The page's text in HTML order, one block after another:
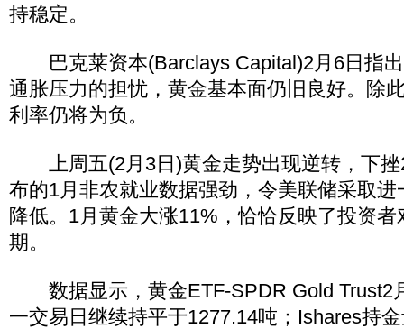
持稳定。
巴克莱资本(Barclays Capital)2月6日指出
通胀压力的担忧，黄金基本面仍旧良好。除
利率仍将为负。
上周五(2月3日)黄金走势出现逆转，下挫
布的1月非农就业数据强劲，令美联储采取
降低。1月黄金大涨11%，恰恰反映了投资
期。
数据显示，黄金ETF-SPDR Gold Trust2
一交易日继续持平于1277.14吨；Ishares持